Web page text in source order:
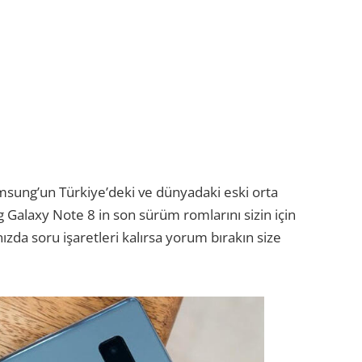
Türkiye’deki ve dünyadaki eski orta
Note 8 in son sürüm romlarını sizin için
soru işaretleri kalırsa yorum bırakın size